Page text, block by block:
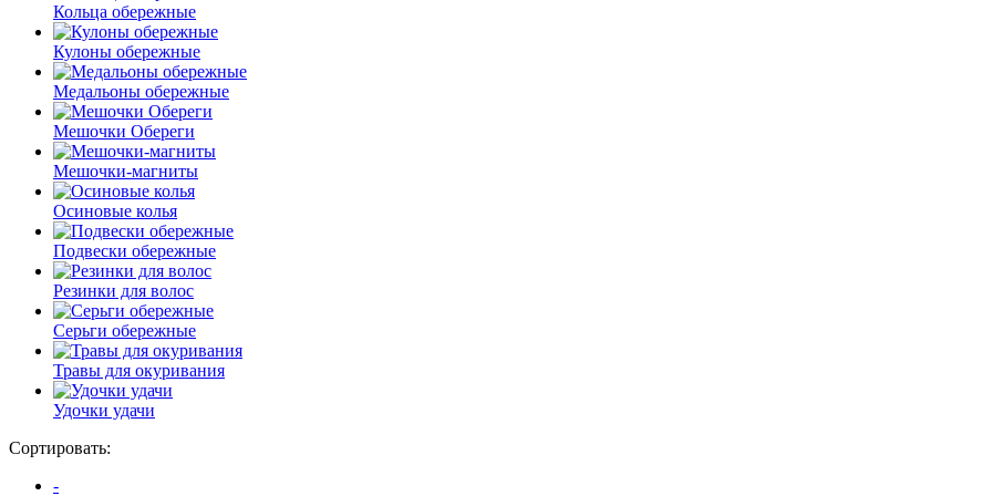
Кольца обережные
Кулоны обережные
Медальоны обережные
Мешочки Обереги
Мешочки-магниты
Осиновые колья
Подвески обережные
Резинки для волос
Серьги обережные
Травы для окуривания
Удочки удачи
Сортировать:
-